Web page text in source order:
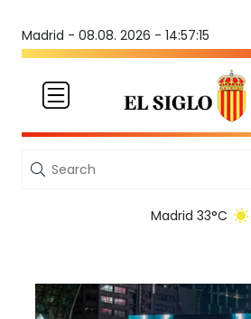
Madrid - 08.08. 2026 - 14:57:15
Madrid 33°C